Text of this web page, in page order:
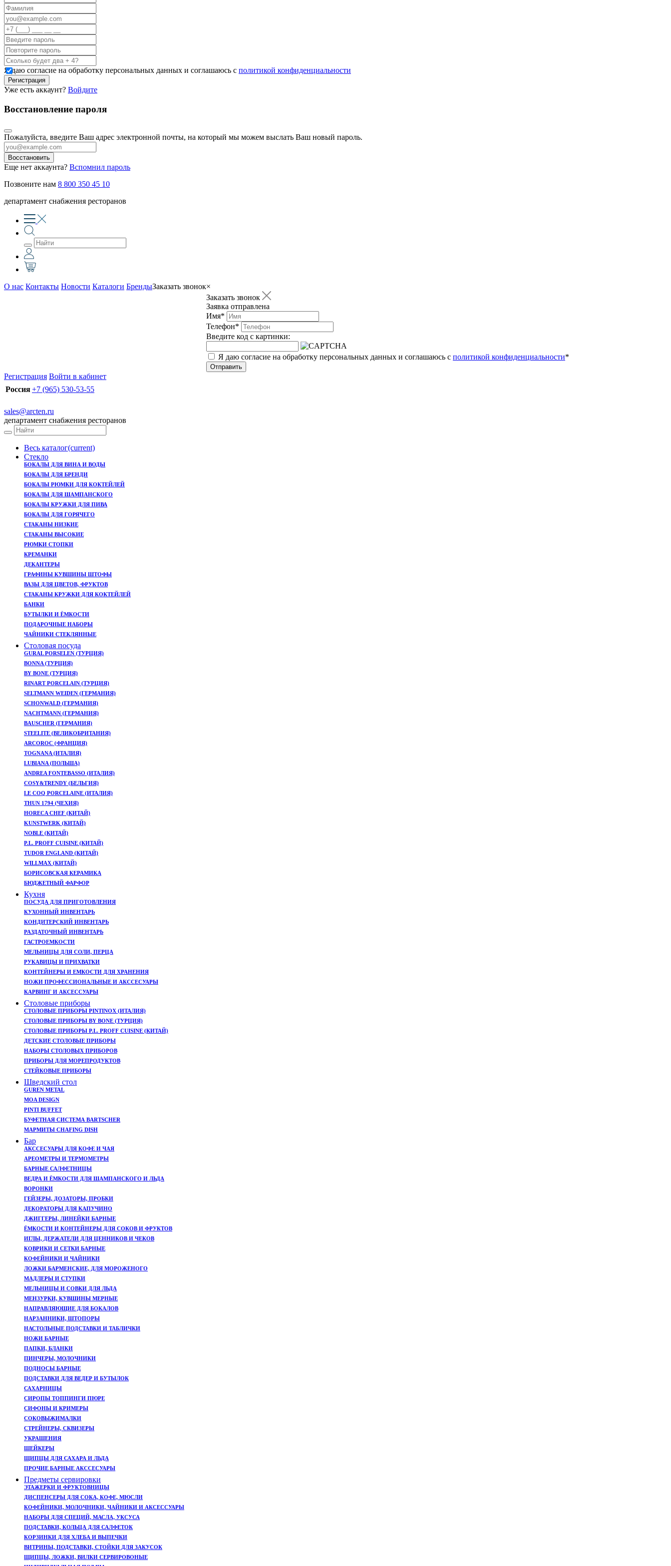
Я даю согласие на обработку персональных данных и соглашаюсь с политикой конфиденциальности
Регистрация
Уже есть аккаунт? Войдите
Восстановление пароля
Пожалуйста, введите Ваш адрес электронной почты, на который мы можем выслать Ваш новый пароль.
Восстановить
Еще нет аккаунта? Вспомнил пароль
Позвоните нам 8 800 350 45 10
департамент снабжения ресторанов
О нас Контакты Новости Каталоги БрендыЗаказать звонок×
Заказать звонок
Заявка отправлена
Имя*
Телефон*
Введите код с картинки:
Я даю согласие на обработку персональных данных и соглашаюсь с политикой конфиденциальности*
Отправить
Регистрация Войти в кабинет
Россия+7 (965) 530-53-55
sales@arcten.ru
департамент снабжения ресторанов
Весь каталог(current)
Cтекло
БОКАЛЫ ДЛЯ ВИНА И ВОДЫ
БОКАЛЫ ДЛЯ БРЕНДИ
БОКАЛЫ РЮМКИ ДЛЯ КОКТЕЙЛЕЙ
БОКАЛЫ ДЛЯ ШАМПАНСКОГО
БОКАЛЫ КРУЖКИ ДЛЯ ПИВА
БОКАЛЫ ДЛЯ ГОРЯЧЕГО
СТАКАНЫ НИЗКИЕ
СТАКАНЫ ВЫСОКИЕ
РЮМКИ СТОПКИ
КРЕМАНКИ
ДЕКАНТЕРЫ
ГРАФИНЫ КУВШИНЫ ШТОФЫ
ВАЗЫ ДЛЯ ЦВЕТОВ, ФРУКТОВ
CТАКАНЫ КРУЖКИ ДЛЯ КОКТЕЙЛЕЙ
БАНКИ
БУТЫЛКИ И ЁМКОСТИ
ПОДАРОЧНЫЕ НАБОРЫ
ЧАЙНИКИ СТЕКЛЯННЫЕ
Столовая посуда
GURAL PORSELEN (ТУРЦИЯ)
BONNA (ТУРЦИЯ)
BY BONE (ТУРЦИЯ)
RINART PORCELAIN (ТУРЦИЯ)
SELTMANN WEIDEN (ГЕРМАНИЯ)
SCHONWALD (ГЕРМАНИЯ)
NACHTMANN (ГЕРМАНИЯ)
BAUSCHER (ГЕРМАНИЯ)
STEELITE (ВЕЛИКОБРИТАНИЯ)
ARCOROC (ФРАНЦИЯ)
TOGNANA (ИТАЛИЯ)
LUBIANA (ПОЛЬША)
ANDREA FONTEBASSO (ИТАЛИЯ)
COSY&TRENDY (БЕЛЬГИЯ)
LE COQ PORCELAINE (ИТАЛИЯ)
THUN 1794 (ЧЕХИЯ)
HORECA CHEF (КИТАЙ)
KUNSTWERK (КИТАЙ)
NOBLE (КИТАЙ)
P.L. PROFF CUISINE (КИТАЙ)
TUDOR ENGLAND (КИТАЙ)
WILLMAX (КИТАЙ)
БОРИСОВСКАЯ КЕРАМИКА
БЮДЖЕТНЫЙ ФАРФОР
Кухня
ПОСУДА ДЛЯ ПРИГОТОВЛЕНИЯ
КУХОННЫЙ ИНВЕНТАРЬ
КОНДИТЕРСКИЙ ИНВЕНТАРЬ
РАЗДАТОЧНЫЙ ИНВЕНТАРЬ
ГАСТРОЕМКОСТИ
МЕЛЬНИЦЫ ДЛЯ СОЛИ, ПЕРЦА
РУКАВИЦЫ И ПРИХВАТКИ
КОНТЕЙНЕРЫ И ЕМКОСТИ ДЛЯ ХРАНЕНИЯ
НОЖИ ПРОФЕССИОНАЛЬНЫЕ И АКССЕСУАРЫ
КАРВИНГ И АКСЕССУАРЫ
Столовые приборы
СТОЛОВЫЕ ПРИБОРЫ PINTINOX (ИТАЛИЯ)
СТОЛОВЫЕ ПРИБОРЫ BY BONE (ТУРЦИЯ)
СТОЛОВЫЕ ПРИБОРЫ P.L. PROFF CUISINE (КИТАЙ)
ДЕТСКИЕ СТОЛОВЫЕ ПРИБОРЫ
НАБОРЫ СТОЛОВЫХ ПРИБОРОВ
ПРИБОРЫ ДЛЯ МОРЕПРОДУКТОВ
СТЕЙКОВЫЕ ПРИБОРЫ
Шведский стол
GUREN METAL
MOA DESIGN
PINTI BUFFET
БУФЕТНАЯ СИСТЕМА BARTSCHER
МАРМИТЫ CHAFING DISH
Бар
АКССЕСУАРЫ ДЛЯ КОФЕ И ЧАЯ
АРЕОМЕТРЫ И ТЕРМОМЕТРЫ
БАРНЫЕ САЛФЕТНИЦЫ
ВЕДРА И ЁМКОСТИ ДЛЯ ШАМПАНСКОГО И ЛЬДА
ВОРОНКИ
ГЕЙЗЕРЫ, ДОЗАТОРЫ, ПРОБКИ
ДЕКОРАТОРЫ ДЛЯ КАПУЧИНО
ДЖИГГЕРЫ, ЛИНЕЙКИ БАРНЫЕ
ЁМКОСТИ И КОНТЕЙНЕРЫ ДЛЯ СОКОВ И ФРУКТОВ
ИГЛЫ, ДЕРЖАТЕЛИ ДЛЯ ЦЕННИКОВ И ЧЕКОВ
КОВРИКИ И СЕТКИ БАРНЫЕ
КОФЕЙНИКИ И ЧАЙНИКИ
ЛОЖКИ БАРМЕНСКИЕ, ДЛЯ МОРОЖЕНОГО
МАДЛЕРЫ И СТУПКИ
МЕЛЬНИЦЫ И СОВКИ ДЛЯ ЛЬДА
МЕНЗУРКИ, КУВШИНЫ МЕРНЫЕ
НАПРАВЛЯЮЩИЕ ДЛЯ БОКАЛОВ
НАРЗАННИКИ, ШТОПОРЫ
НАСТОЛЬНЫЕ ПОДСТАВКИ И ТАБЛИЧКИ
НОЖИ БАРНЫЕ
ПАПКИ, БЛАНКИ
ПИНЧЕРЫ, МОЛОЧНИКИ
ПОДНОСЫ БАРНЫЕ
ПОДСТАВКИ ДЛЯ ВЕДЕР И БУТЫЛОК
САХАРНИЦЫ
СИРОПЫ ТОППИНГИ ПЮРЕ
СИФОНЫ И КРИМЕРЫ
СОКОВЫЖИМАЛКИ
СТРЕЙНЕРЫ, CКВИЗЕРЫ
УКРАШЕНИЯ
ШЕЙКЕРЫ
ЩИПЦЫ ДЛЯ САХАРА И ЛЬДА
ПРОЧИЕ БАРНЫЕ АКССЕСУАРЫ
Предметы сервировки
ЭТАЖЕРКИ И ФРУКТОВНИЦЫ
ДИСПЕНСЕРЫ ДЛЯ СОКА, КОФЕ, МЮСЛИ
КОФЕЙНИКИ, МОЛОЧНИКИ, ЧАЙНИКИ И АКСЕССУАРЫ
НАБОРЫ ДЛЯ СПЕЦИЙ, МАСЛА, УКСУСА
ПОДСТАВКИ, КОЛЬЦА ДЛЯ САЛФЕТОК
КОРЗИНКИ ДЛЯ ХЛЕБА И ВЫПЕЧКИ
ВИТРИНЫ, ПОДСТАВКИ, СТОЙКИ ДЛЯ ЗАКУСОК
ЩИПЦЫ, ЛОЖКИ, ВИЛКИ СЕРВИРОВОНЫЕ